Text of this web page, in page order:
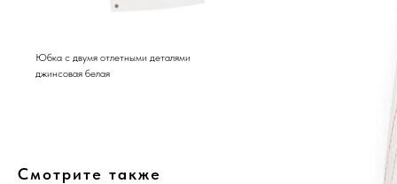
Юбка с двумя отлетными деталями
джинсовая белая
Смотрите также